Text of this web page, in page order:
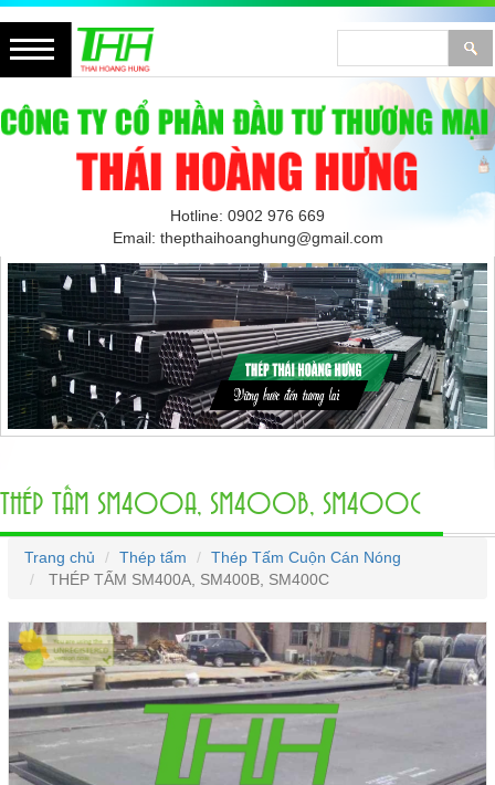
Hotline: 0902 976 669
Email: thepthaihoanghung@gmail.com
THÉP TẤM SM400A, SM400B, SM400C
Trang chủ Thép tấm
Thép Tấm Cuộn Cán Nóng
THÉP TẤM SM400A, SM400B, SM400C